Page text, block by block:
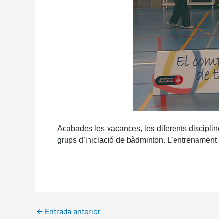
Acabades les vacances, les diferents
grups d’iniciació de bàdminton.
← Entrada anterior